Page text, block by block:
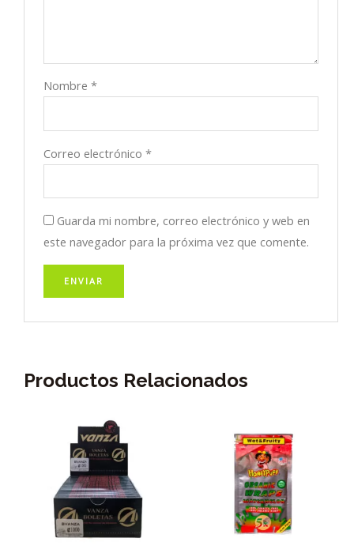
Nombre*
Correo electrónico*
Guarda mi nombre, correo electrónico y web en
este navegador para la próxima vez que comente.
Productos Relacionados